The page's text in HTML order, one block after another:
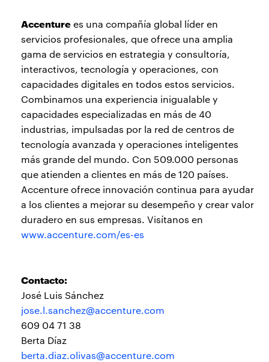
Accenturees una compañía global líder en
servicios profesionales, que ofrece una amplia
gama de servicios en estrategia y consultoría,
interactivos, tecnología y operaciones, con
capacidades digitales en todos estos servicios.
Combinamos una experiencia inigualable y
capacidades especializadas en más de 40
industrias, impulsadas por la red de centros de
tecnología avanzada y operaciones inteligentes
más grande del mundo. Con 509.000 personas
que atienden a clientes en más de 120 países.
Accenture ofrece innovación continua para ayudar
a los clientes a mejorar su desempeño y crear valor
duradero en sus empresas. Visítanos en
www.accenture.com/es-es
Contacto:
José Luis Sánchez
jose.l.sanchez@accenture.com
609 04 71 38
Berta Díaz
berta.diaz.olivas@accenture.com